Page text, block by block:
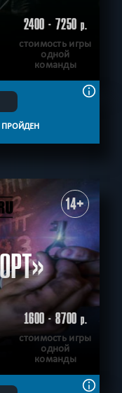
2400 - 7250р.
стоимость игры
одной
команды
ПРОЙДЕН
14+
1600 - 8700р.
стоимость игры
одной
команды